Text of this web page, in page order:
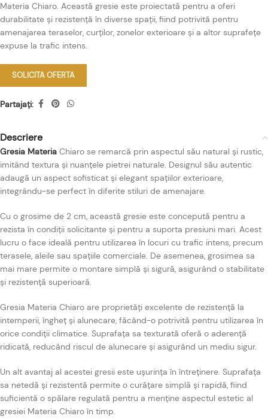
Materia Chiaro. Această gresie este proiectată pentru a oferi
durabilitate și rezistență în diverse spații, fiind potrivită pentru
amenajarea teraselor, curților, zonelor exterioare și a altor suprafețe
expuse la trafic intens.
SOLICITA OFERTA
Partajați:
Descriere
Gresia Materia Chiaro se remarcă prin aspectul său natural și rustic,
imitând textura și nuanțele pietrei naturale. Designul său autentic
adaugă un aspect sofisticat și elegant spațiilor exterioare,
integrându-se perfect în diferite stiluri de amenajare.
Cu o grosime de 2 cm, această gresie este concepută pentru a
rezista în condiții solicitante și pentru a suporta presiuni mari. Acest
lucru o face ideală pentru utilizarea în locuri cu trafic intens, precum
terasele, aleile sau spațiile comerciale. De asemenea, grosimea sa
mai mare permite o montare simplă și sigură, asigurând o stabilitate
și rezistență superioară.
Gresia Materia Chiaro are proprietăți excelente de rezistență la
intemperii, îngheț și alunecare, făcând-o potrivită pentru utilizarea în
orice condiții climatice. Suprafața sa texturată oferă o aderență
ridicată, reducând riscul de alunecare și asigurând un mediu sigur.
Un alt avantaj al acestei gresii este ușurința în întreținere. Suprafața
sa netedă și rezistentă permite o curățare simplă și rapidă, fiind
suficientă o spălare regulată pentru a menține aspectul estetic al
gresiei Materia Chiaro în timp.